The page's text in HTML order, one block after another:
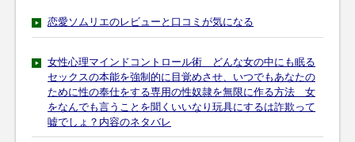
恋愛ソムリエのレビューと口コミが気になる
女性心理マインドコントロール術 どんな女の中にも眠る
セックスの本能を強制的に目覚めさせ、いつでもあなたの
ために性の奉仕をする専用の性奴隷を無限に作る方法 女
をなんでも言うことを聞くいいなり玩具にするは詐欺って
嘘でしょ？内容のネタバレ